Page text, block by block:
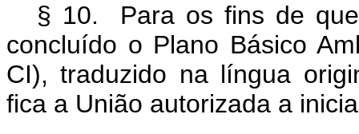
§ 10. Para os fins de
concluído o Plano Básico
CI), traduzido na língua
fica a União autorizada a